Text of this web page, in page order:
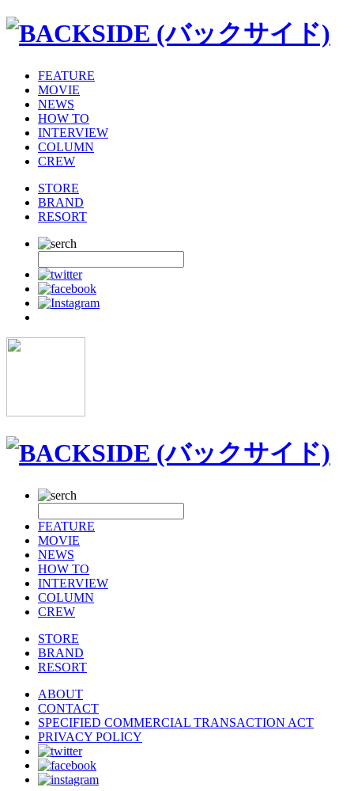
FEATURE
MOVIE
NEWS
HOW TO
INTERVIEW
COLUMN
CREW
STORE
BRAND
RESORT
FEATURE
MOVIE
NEWS
HOW TO
INTERVIEW
COLUMN
CREW
STORE
BRAND
RESORT
ABOUT
CONTACT
SPECIFIED COMMERCIAL TRANSACTION ACT
PRIVACY POLICY